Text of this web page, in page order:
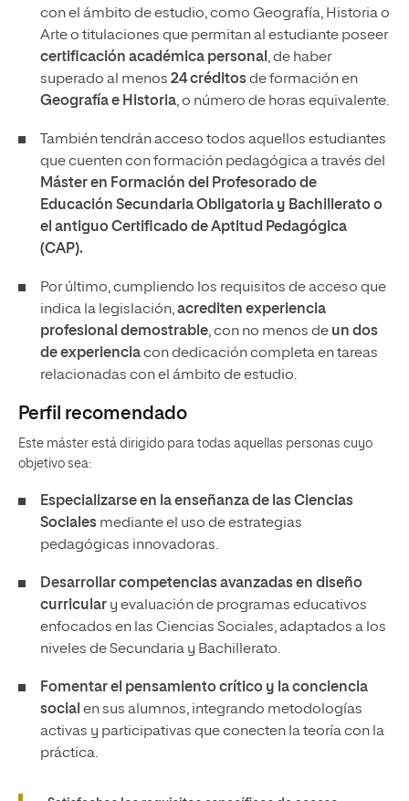
con el ámbito de estudio, como Geografía, Historia o
Arte o titulaciones que permitan al estudiante poseer
certificación académica personal , de haber
superado al menos 24 créditosde formación en
Geografía e Historia, o número de horas equivalente.
También tendrán acceso todos aquellos estudiantes
que cuenten con formación pedagógica a través del
Máster en Formación del Profesorado de
Educación Secundaria Obligatoria y Bachillerato o
el antiguo Certificado de Aptitud Pedagógica
(CAP).
Por último, cumpliendo los requisitos de acceso que
indica la legislación,acrediten experiencia
profesional demostrable, con no menos de un dos
de experienciacon dedicación completa en tareas
relacionadas con el ámbito de estudio.
Perfil recomendado
Este máster está dirigido para todas aquellas personas cuyo
objetivo sea:
Especializarse en la enseñanza de las Ciencias
Sociales mediante el uso de estrategias
pedagógicas innovadoras.
Desarrollar competencias avanzadas en diseño
curricular y evaluación de programas educativos
enfocados en las Ciencias Sociales, adaptados a los
niveles de Secundaria y Bachillerato.
Fomentar el pensamiento crítico y la conciencia
social en sus alumnos, integrando metodologías
activas y participativas que conecten la teoría con la
práctica.